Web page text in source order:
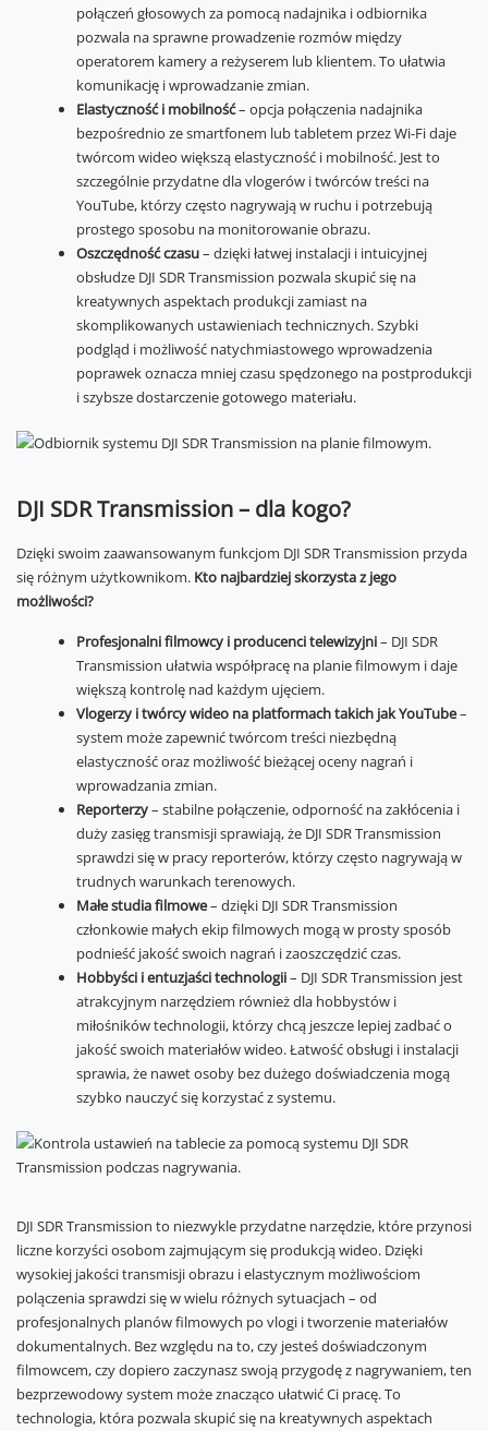
połączeń głosowych za pomocą nadajnika i odbiornika
pozwala na sprawne prowadzenie rozmów między
operatorem kamery a reżyserem lub klientem. To ułatwia
komunikację i wprowadzanie zmian.
Elastyczność i mobilność– opcja połączenia nadajnika
bezpośrednio ze smartfonem lub tabletem przez Wi-Fi daje
twórcom wideo większą elastyczność i mobilność. Jest to
szczególnie przydatne dla vlogerów i twórców treści na
YouTube, którzy często nagrywają w ruchu i potrzebują
prostego sposobu na monitorowanie obrazu.
Oszczędność czasu– dzięki łatwej instalacji i intuicyjnej
obsłudze DJI SDR Transmission pozwala skupić się na
kreatywnych aspektach produkcji zamiast na
skomplikowanych ustawieniach technicznych. Szybki
podgląd i możliwość natychmiastowego wprowadzenia
poprawek oznacza mniej czasu spędzonego na postprodukcji
i szybsze dostarczenie gotowego materiału.
DJI SDR Transmission – dla kogo?
Dzięki swoim zaawansowanym funkcjom DJI SDR Transmission przyda
się różnym użytkownikom. Kto najbardziej skorzysta z jego
możliwości?
Profesjonalni filmowcy i producenci telewizyjni– DJI SDR
Transmission ułatwia współpracę na planie filmowym i daje
większą kontrolę nad każdym ujęciem.
Vlogerzy i twórcy wideo na platformach takich jak YouTube–
system może zapewnić twórcom treści niezbędną
elastyczność oraz możliwość bieżącej oceny nagrań i
wprowadzania zmian.
Reporterzy– stabilne połączenie, odporność na zakłócenia i
duży zasięg transmisji sprawiają, że DJI SDR Transmission
sprawdzi się w pracy reporterów, którzy często nagrywają w
trudnych warunkach terenowych.
Małe studia filmowe– dzięki DJI SDR Transmission
członkowie małych ekip filmowych mogą w prosty sposób
podnieść jakość swoich nagrań i zaoszczędzić czas.
Hobbyści i entuzjaści technologii– DJI SDR Transmission jest
atrakcyjnym narzędziem również dla hobbystów i
miłośników technologii, którzy chcą jeszcze lepiej zadbać o
jakość swoich materiałów wideo. Łatwość obsługi i instalacji
sprawia, że nawet osoby bez dużego doświadczenia mogą
szybko nauczyć się korzystać z systemu.
DJI SDR Transmission to niezwykle przydatne narzędzie, które przynosi
liczne korzyści osobom zajmującym się produkcją wideo. Dzięki
wysokiej jakości transmisji obrazu i elastycznym możliwościom
polączenia sprawdzi się w wielu różnych sytuacjach – od
profesjonalnych planów filmowych po vlogi i tworzenie materiałów
dokumentalnych. Bez względu na to, czy jesteś doświadczonym
filmowcem, czy dopiero zaczynasz swoją przygodę z nagrywaniem, ten
bezprzewodowy system może znacząco ułatwić Ci pracę. To
technologia, która pozwala skupić się na kreatywnych aspektach